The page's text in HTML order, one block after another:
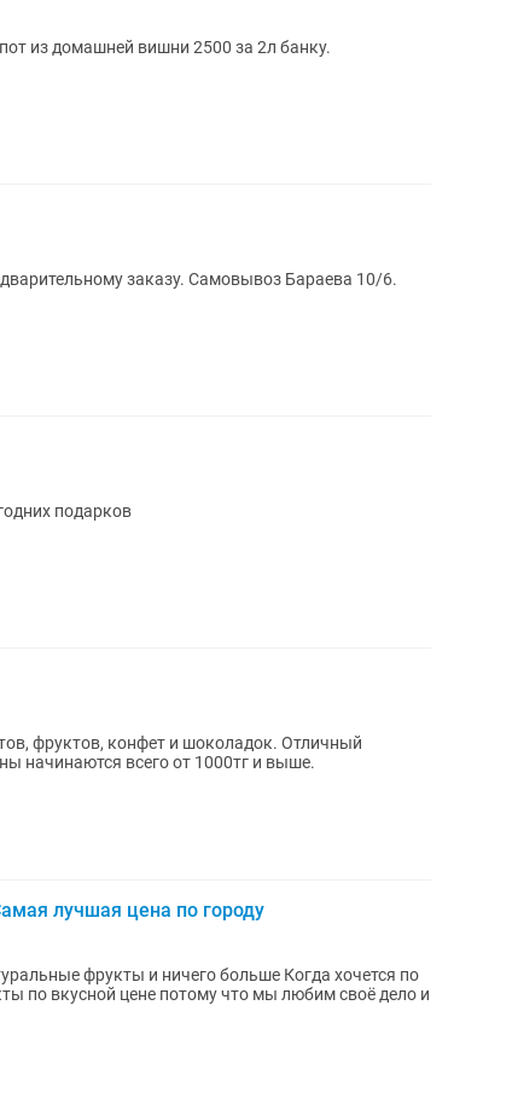
из домашней вишни 2500 за 2л банку.
заказу. Самовывоз Бараева 10/6.
подарков
фруктов, конфет и шоколадок. Отличный
начинаются всего от 1000тг и выше.
лучшая цена по городу